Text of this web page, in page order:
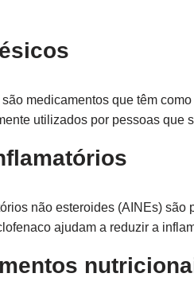
medicamentos que têm
utilizados por pessoas que
não esteroides (AINEs)
ajudam a reduzir a